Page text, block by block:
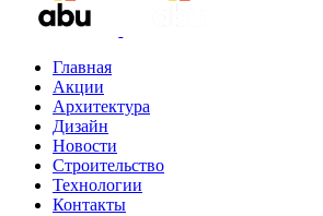
Главная
Акции
Архитектура
Дизайн
Новости
Строительство
Технологии
Контакты